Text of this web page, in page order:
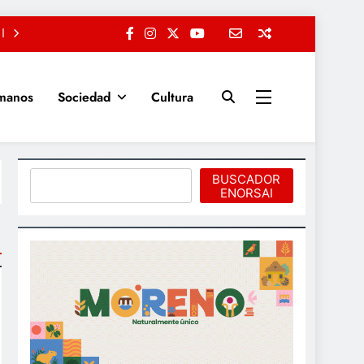
Sociedad Cultura
BUSCADOR
ENORSAI